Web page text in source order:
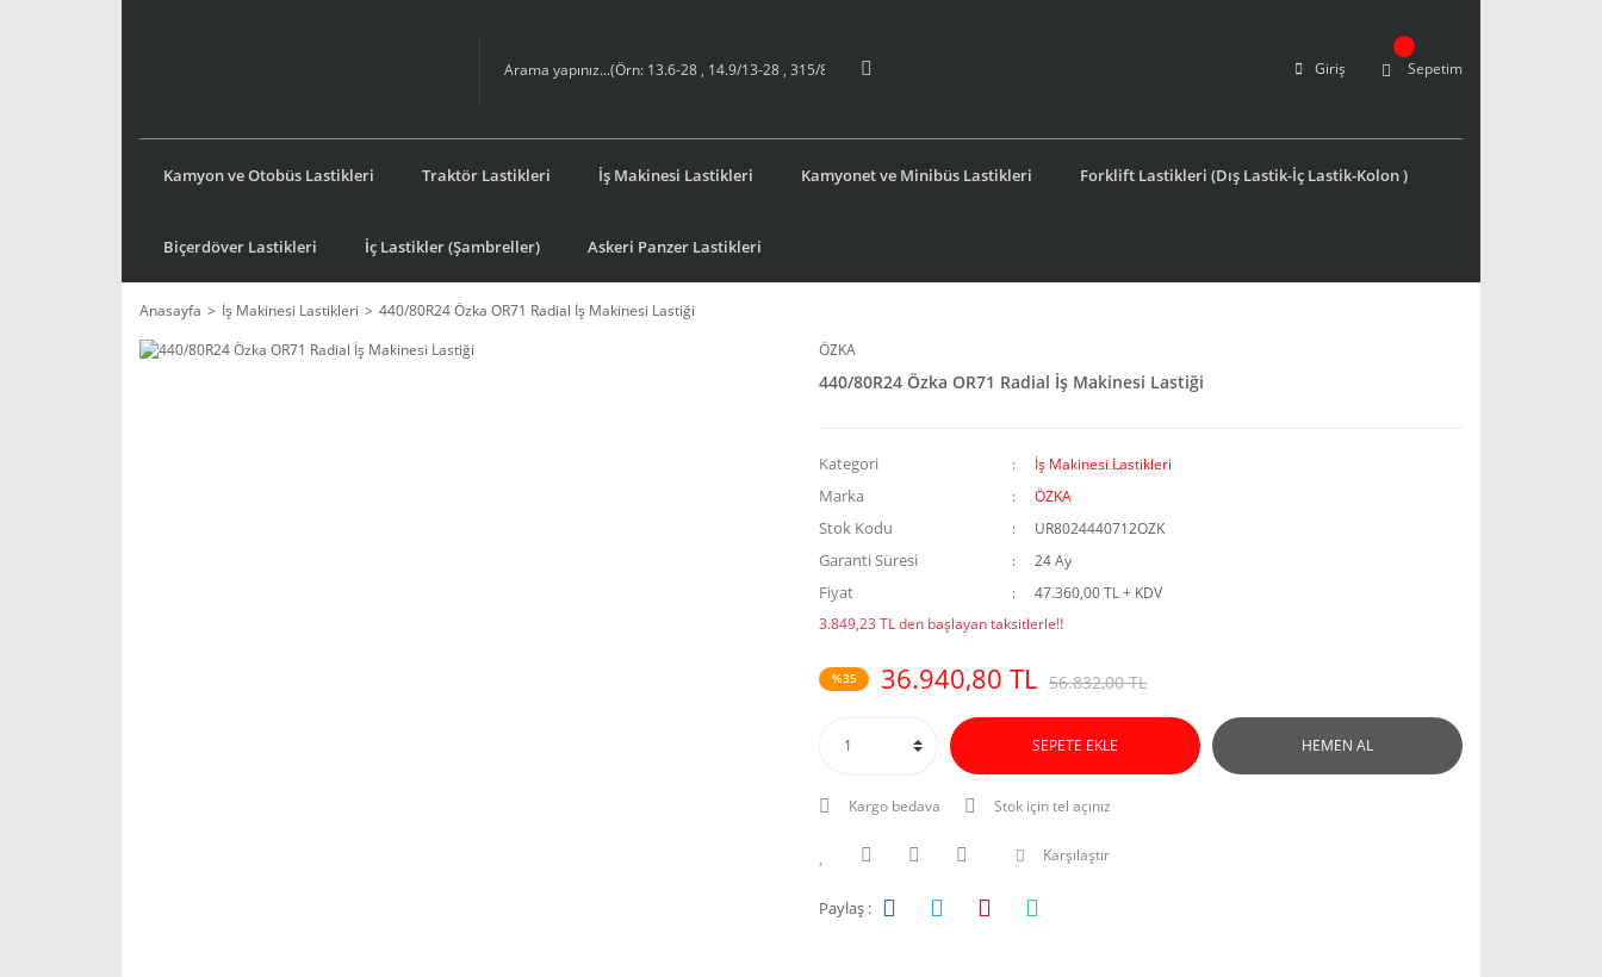
Giriş Sepetim
Kamyon ve Otobüs Lastikleri Traktör Lastikleri İş Makinesi Lastikleri Kamyonet ve Minibüs Lastikleri Forklift Lastikleri (Dış Lastik-İç Lastik-Kolon )
Biçerdöver Lastikleri İç Lastikler (Şambreller) Askeri Panzer Lastikleri
Anasayfa İş Makinesi Lastikleri
440/80R24 Özka OR71 Radial İş Makinesi Lastiği
ÖZKA
440/80R24 Özka OR71 Radial İş Makinesi Lastiği
Kategori İş Makinesi Lastikleri
Marka ÖZKA
Stok Kodu UR8024440712OZK
Garanti Süresi 24 Ay
Fiyat
47.360,00 TL + KDV
3.849,23 TL den başlayan taksitlerle!!
%35 36.940,80 TL 56.832,00 TL
SEPETE EKLE HEMEN AL
Kargo bedava Stok için tel açınız
Karşılaştır
Paylaş :